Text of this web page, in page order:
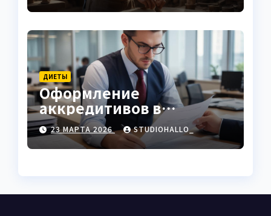
ДИЕТЫ
Оформление
аккредитивов в
международной
торговле
23 МАРТА 2026 STUDIOHALLO_